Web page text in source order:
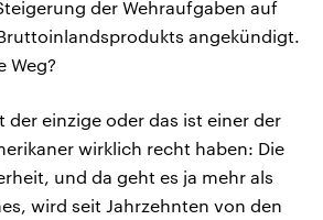
der Wehraufgaben auf
angekündigt.
Weg?
der einzige oder das ist einer der
wirklich recht haben: Die
und da geht es ja mehr als
wird seit Jahrzehnten von den